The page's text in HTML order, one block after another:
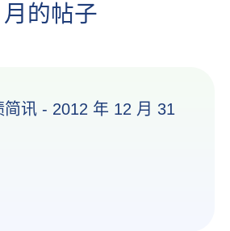
的帖子
简讯 - 2012 年 12 月 31